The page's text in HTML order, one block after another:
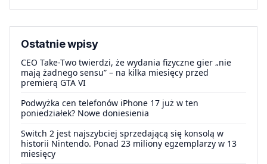
Ostatnie wpisy
CEO Take-Two twierdzi, że wydania fizyczne gier „nie
mają żadnego sensu” – na kilka miesięcy przed
premierą GTA VI
Podwyżka cen telefonów iPhone 17 już w ten
poniedziałek? Nowe doniesienia
Switch 2 jest najszybciej sprzedającą się konsolą w
historii Nintendo. Ponad 23 miliony egzemplarzy w 13
miesięcy